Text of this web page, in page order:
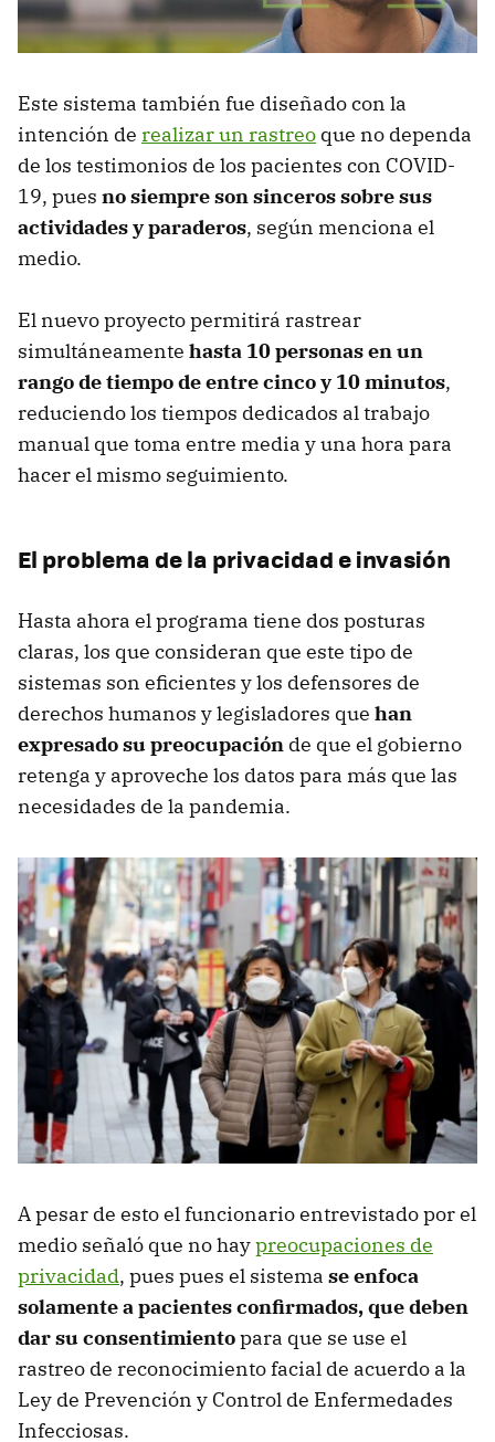
Este sistema también fue diseñado con la
intención de realizar un rastreo que no dependa
de los testimonios de los pacientes con COVID-
19, pues no siempre son sinceros sobre sus
actividades y paraderos, según menciona el
medio.
El nuevo proyecto permitirá rastrear
simultáneamente hasta 10 personas en un
rango de tiempo de entre cinco y 10 minutos,
reduciendo los tiempos dedicados al trabajo
manual que toma entre media y una hora para
hacer el mismo seguimiento.
El problema de la privacidad e invasión
Hasta ahora el programa tiene dos posturas
claras, los que consideran que este tipo de
sistemas son eficientes y los defensores de
derechos humanos y legisladores que han
expresado su preocupación de que el gobierno
retenga y aproveche los datos para más que las
necesidades de la pandemia.
A pesar de esto el funcionario entrevistado por el
medio señaló que no haypreocupaciones de
privacidad, pues pues el sistema se enfoca
solamente a pacientes confirmados, que deben
dar su consentimientopara que se use el
rastreo de reconocimiento facial de acuerdo a la
Ley de Prevención y Control de Enfermedades
Infecciosas.